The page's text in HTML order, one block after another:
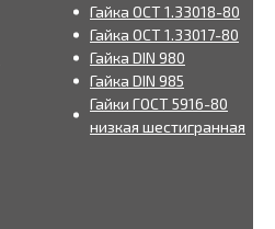
Гайка ОСТ 1.33018-80
Гайка ОСТ 1.33017-80
Гайка DIN 980
Гайка DIN 985
Гайки ГОСТ 5916-80
низкая шестигранная